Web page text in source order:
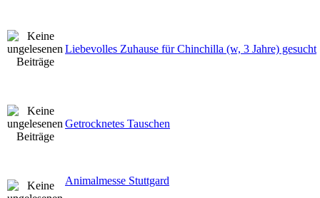
Liebevolles Zuhause für Chinchilla (w, 3 Jahre) gesucht
Getrocknetes Tauschen
Animalmesse Stuttgard